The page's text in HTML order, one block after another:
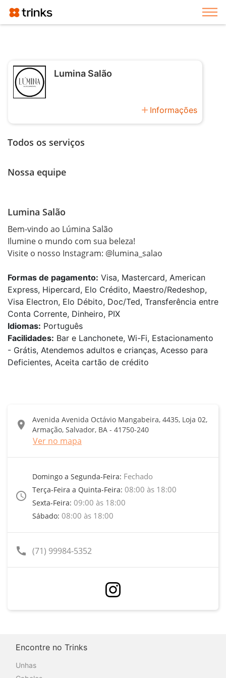
Lumina Salão
add Informações
Todos os serviços
Nossa equipe
Lumina Salão
Bem-vindo ao Lúmina Salão
Ilumine o mundo com sua beleza!
Visite o nosso Instagram: @lumina_salao
Formas de pagamento: Visa, Mastercard, American
Express, Hipercard, Elo Crédito, Maestro/Redeshop,
Visa Electron, Elo Débito, Doc/Ted, Transferência entre
Conta Corrente, Dinheiro, PIX
Idiomas: Português
Facilidades: Bar e Lanchonete, Wi-Fi, Estacionamento
- Grátis, Atendemos adultos e crianças, Acesso para
Deficientes, Aceita cartão de crédito
location_on
Avenida Avenida Octávio Mangabeira, 4435, Loja 02,
Armação, Salvador, BA - 41750-240
Ver no mapa
access_time
Domingo a Segunda-Feira: Fechado
Terça-Feira a Quinta-Feira: 08:00 às 18:00
Sexta-Feira: 09:00 às 18:00
Sábado: 08:00 às 18:00
call (71) 99984-5352
Encontre no Trinks
Unhas